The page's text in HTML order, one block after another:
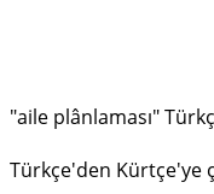
"aile plânlaması"
Türkçe'den Kürtçe'ye